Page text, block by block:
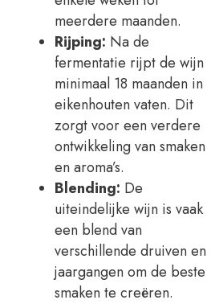
meerdere maanden.
Rijping: Na de
fermentatie rijpt de wijn
minimaal 18 maanden in
eikenhouten vaten. Dit
zorgt voor een verdere
ontwikkeling van smaken
en aroma’s.
Blending: De
uiteindelijke wijn is vaak
een blend van
verschillende druiven en
jaargangen om de beste
smaken te creëren.